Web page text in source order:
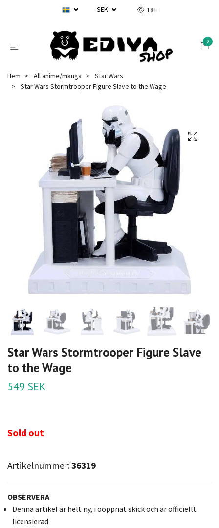
SEK 18+
0
Hem All anime/manga
Star Wars
Star Wars Stormtrooper Figure Slave to the Wage
Star Wars Stormtrooper Figure Slave
to the Wage
549 SEK
Sold out
Artikelnummer:36319
OBSERVERA
Denna artikel är helt ny, i oöppnat skick och är officiellt
licensierad